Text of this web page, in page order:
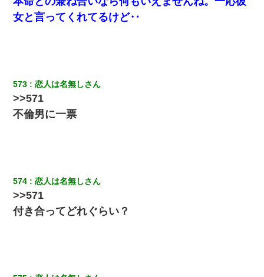
女と言ってくれてるけど‥
573 恋人は名無しさん
>>571
不倫男に一票
574 恋人は名無しさん
>>571
付き合ってどれぐらい？